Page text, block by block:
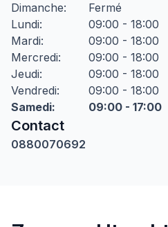
Dimanche:
Fermé
Lundi:
09:00 - 18:00
Mardi:
09:00 - 18:00
Mercredi:
09:00 - 18:00
Jeudi:
09:00 - 18:00
Vendredi:
09:00 - 18:00
Samedi: 09:00 - 17:00
Contact
0880070692